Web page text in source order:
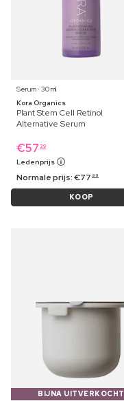
Serum ⋅ 30 ml
Kora Organics
Plant Stem Cell Retinol
Alternative Serum
€57 39
Ledenprijs
Normale prijs:€77 99
KOOP
BIJNA UITVERKOCHT